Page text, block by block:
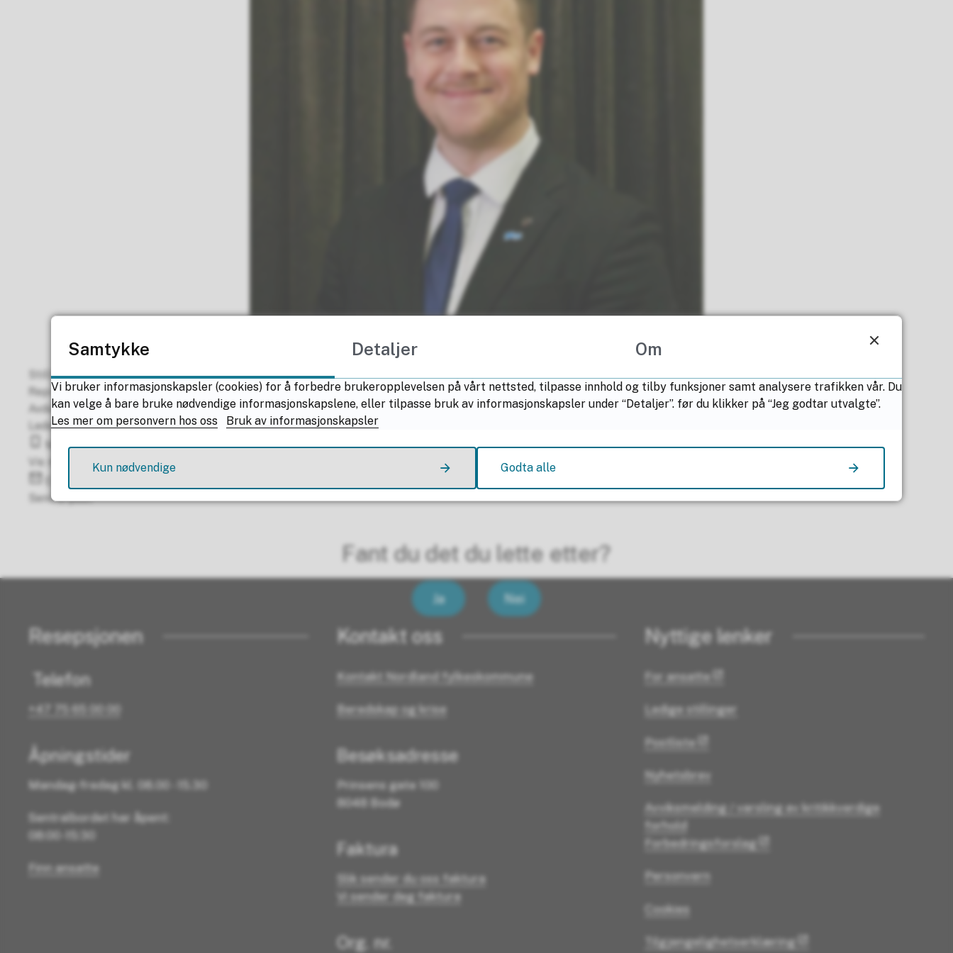
Stilling
Representant
Avdeling
Leder i komité for næring
Mobil
Vis mobilnummer
Send e-post
Fant du det du lette etter?
Ja Nei
Resepsjonen
Telefon
+47 75 65 00 00
Åpningstider
Mandag-fredag kl. 08.00 - 15.30
Sentralbordet har åpent:
08:00 -15:30
Finn ansatte
Kontakt oss
Kontakt Nordland fylkeskommune
Beredskap og krise
Besøksadresse
Prinsens gate 100
8048 Bodø
Faktura
Slik sender du oss faktura
Vi sender deg faktura
Org. nr.
Nyttige lenker
For ansatte
Ledige stillinger
Postliste
Nyhetsbrev
Avviksmelding / varsling av kritikkverdige
forhold
Forbedringsforslag
Personvern
Cookies
Tilgjengelighetserklæring
Samtykke Detaljer Om
Vi bruker informasjonskapsler (cookies) for å forbedre brukeropplevelsen på vårt nettsted, tilpasse innhold og tilby funksjoner samt analysere trafikken vår. Du
kan velge å bare bruke nødvendige informasjonskapslene, eller tilpasse bruk av informasjonskapsler under “Detaljer”. før du klikker på “Jeg godtar utvalgte”.
Les mer om personvern hos oss
Bruk av informasjonskapsler
Kun nødvendige Godta alle